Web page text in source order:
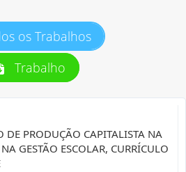
os Trabalhos
Trabalho
PRODUÇÃO CAPITALISTA NA
GESTÃO ESCOLAR, CURRÍCULO